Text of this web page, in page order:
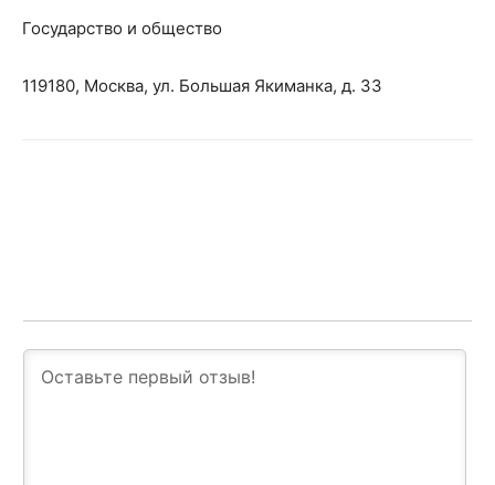
Государство и общество
119180, Москва, ул. Большая Якиманка, д. 33